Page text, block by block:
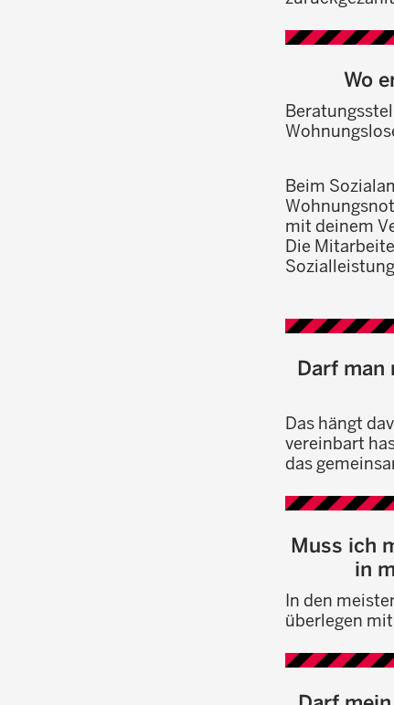
Wo
Beim
mit deinem
Die
Darf man
Das hängt
vereinbart
das
Muss ich
in
In den
überlegen